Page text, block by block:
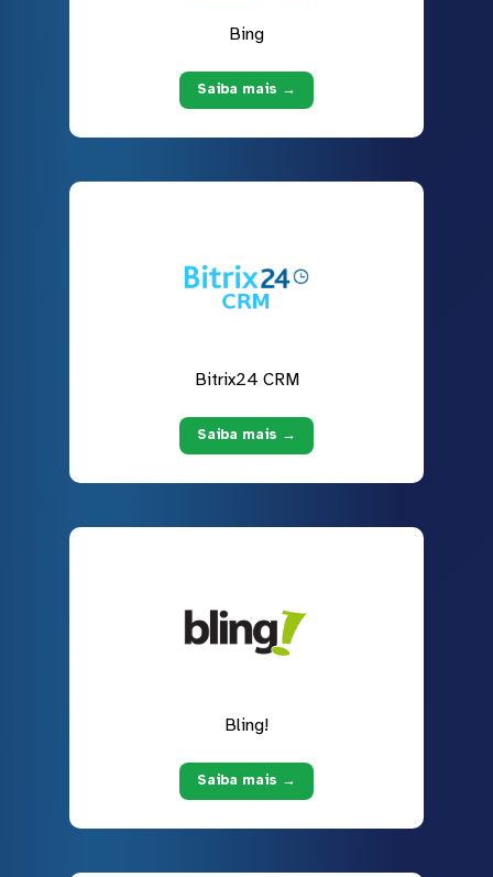
Bing
Saiba mais →
Bitrix24 CRM
Saiba mais →
Bling!
Saiba mais →